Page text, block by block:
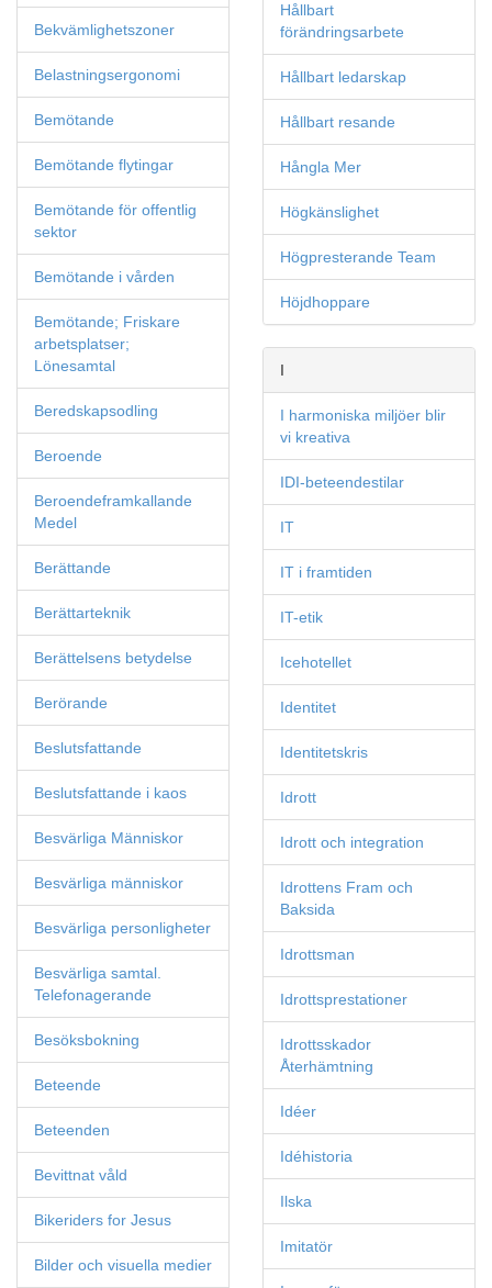
Bekvämlighetszoner
Belastningsergonomi
Bemötande
Bemötande flytingar
Bemötande för offentlig
sektor
Bemötande i vården
Bemötande; Friskare
arbetsplatser;
Lönesamtal
Beredskapsodling
Beroende
Beroendeframkallande
Medel
Berättande
Berättarteknik
Berättelsens betydelse
Berörande
Beslutsfattande
Beslutsfattande i kaos
Besvärliga Människor
Besvärliga människor
Besvärliga personligheter
Besvärliga samtal.
Telefonagerande
Besöksbokning
Beteende
Beteenden
Bevittnat våld
Bikeriders for Jesus
Bilder och visuella medier
Hållbart
förändringsarbete
Hållbart ledarskap
Hållbart resande
Hångla Mer
Högkänslighet
Högpresterande Team
Höjdhoppare
I
I harmoniska miljöer blir
vi kreativa
IDI-beteendestilar
IT
IT i framtiden
IT-etik
Icehotellet
Identitet
Identitetskris
Idrott
Idrott och integration
Idrottens Fram och
Baksida
Idrottsman
Idrottsprestationer
Idrottsskador
Återhämtning
Idéer
Idéhistoria
Ilska
Imitatör